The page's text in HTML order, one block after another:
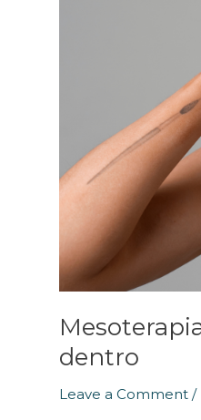
dentro
Leave a Comment /